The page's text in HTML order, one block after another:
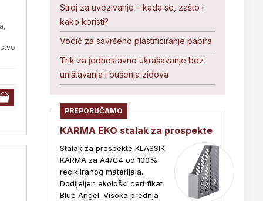
Stroj za uvezivanje – kada se, zašto i
kako koristi?
Vodič za savršeno plastificiranje papira
Trik za jednostavno ukrašavanje bez
uništavanja i bušenja zidova
PREPORUČAMO
KARMA EKO stalak za prospekte
Stalak za prospekte KLASSIK
KARMA za A4/C4 od 100%
recikliranog materijala.
Dodijeljen ekološki certifikat
Blue Angel. Visoka prednja